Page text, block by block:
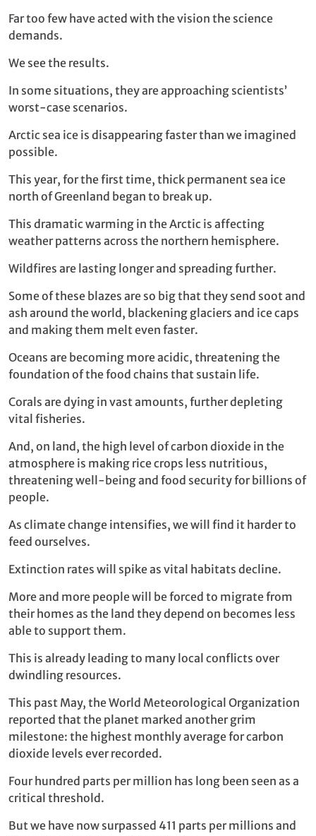
Far too few have acted with the vision the science
demands.
We see the results.
In some situations, they are approaching scientists’
worst-case scenarios.
Arctic sea ice is disappearing faster than we imagined
possible.
This year, for the first time, thick permanent sea ice
north of Greenland began to break up.
This dramatic warming in the Arctic is affecting
weather patterns across the northern hemisphere.
Wildfires are lasting longer and spreading further.
Some of these blazes are so big that they send soot and
ash around the world, blackening glaciers and ice caps
and making them melt even faster.
Oceans are becoming more acidic, threatening the
foundation of the food chains that sustain life.
Corals are dying in vast amounts, further depleting
vital fisheries.
And, on land, the high level of carbon dioxide in the
atmosphere is making rice crops less nutritious,
threatening well-being and food security for billions of
people.
As climate change intensifies, we will find it harder to
feed ourselves.
Extinction rates will spike as vital habitats decline.
More and more people will be forced to migrate from
their homes as the land they depend on becomes less
able to support them.
This is already leading to many local conflicts over
dwindling resources.
This past May, the World Meteorological Organization
reported that the planet marked another grim
milestone: the highest monthly average for carbon
dioxide levels ever recorded.
Four hundred parts per million has long been seen as a
critical threshold.
But we have now surpassed 411 parts per millions and